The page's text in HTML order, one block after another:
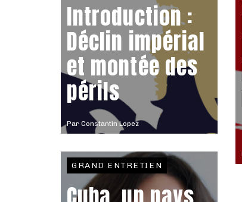
Par Constantin Lopez
Introduction :
Déclin impérial
et montée des
périls
GRAND ENTRETIEN